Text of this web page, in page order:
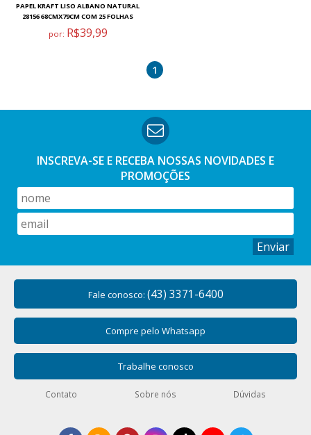
PAPEL KRAFT LISO ALBANO NATURAL
28156 68CMX79CM COM 25 FOLHAS
por: R$39,99
1
INSCREVA-SE E RECEBA NOSSAS NOVIDADES E
PROMOÇÕES
Enviar
Fale conosco: (43) 3371-6400
Compre pelo Whatsapp
Trabalhe conosco
Contato Sobre nós Dúvidas